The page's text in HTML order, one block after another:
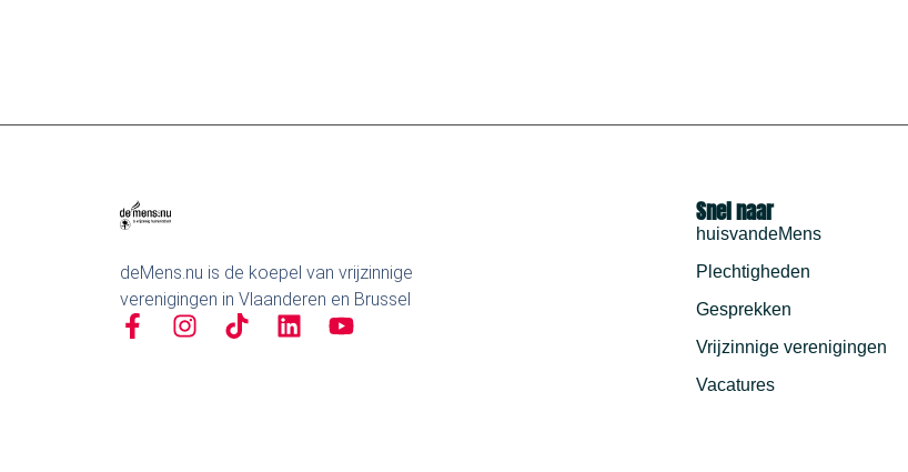
deMens.nu is de koepel van vrijzinnige
verenigingen in Vlaanderen en Brussel
Snel naar
huisvandeMens
Plechtigheden
Gesprekken
Vrijzinnige verenigingen
Vacatures